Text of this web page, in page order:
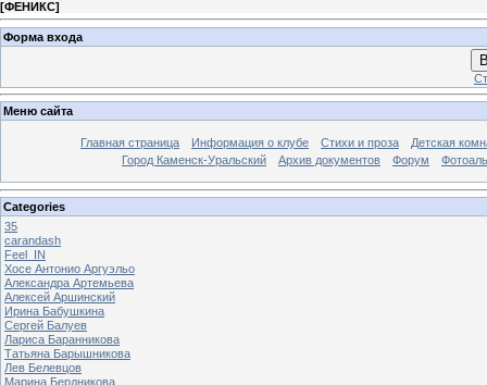
[ФЕНИКС]
Форма входа
Меню сайта
Главная страница Информация о клубе Стихи и проза
Детская
Город Каменск-Уральский
Архив документов Форум
Categories
35
carandash
Feel_IN
Хосе Антонио Аргуэльо
Александра Артемьева
Алексей Аршинский
Ирина Бабушкина
Сергей Балуев
Лариса Баранникова
Татьяна Барышникова
Лев Белевцов
Марина Бердникова